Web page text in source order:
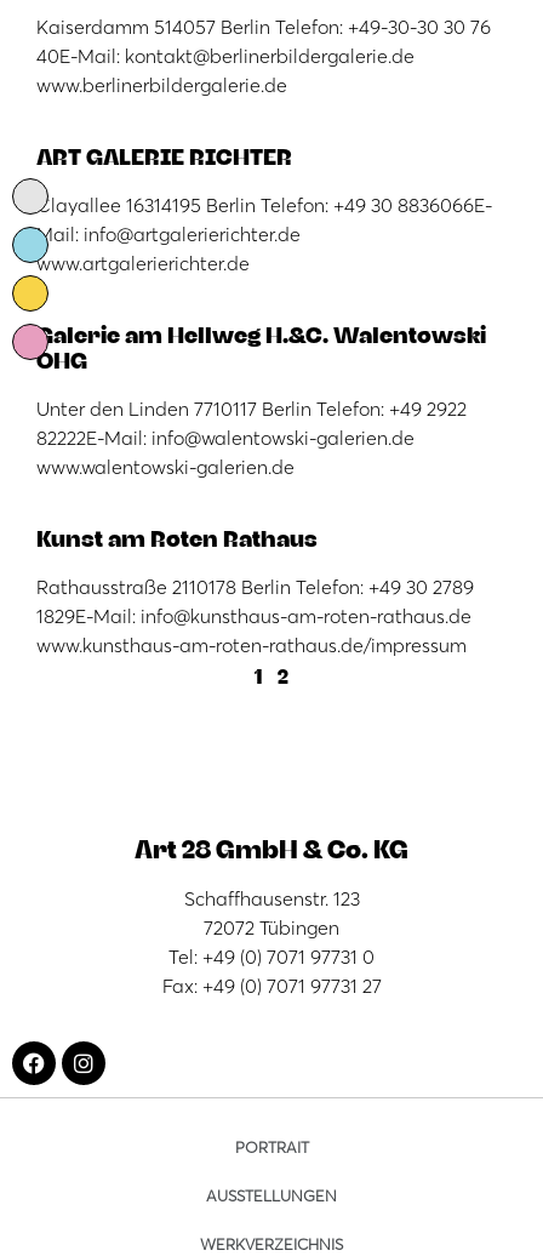
Kaiserdamm 514057 Berlin Telefon: +49-30-30 30 76
40E-Mail: kontakt@berlinerbildergalerie.de
www.berlinerbildergalerie.de
ART GALERIE RICHTER
Clayallee 16314195 Berlin Telefon: +49 30 8836066E-
Mail: info@artgalerierichter.de
www.artgalerierichter.de
Galerie am Hellweg H.&C. Walentowski
OHG
Unter den Linden 7710117 Berlin Telefon: +49 2922
82222E-Mail: info@walentowski-galerien.de
www.walentowski-galerien.de
Kunst am Roten Rathaus
Rathausstraße 2110178 Berlin Telefon: +49 30 2789
1829E-Mail: info@kunsthaus-am-roten-rathaus.de
www.kunsthaus-am-roten-rathaus.de/impressum
1
2
Art 28 GmbH & Co. KG
Schaffhausenstr. 123
72072 Tübingen
Tel: +49 (0) 7071 97731 0
Fax: +49 (0) 7071 97731 27
PORTRAIT
AUSSTELLUNGEN
WERKVERZEICHNIS